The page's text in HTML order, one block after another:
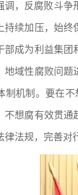
调，反腐败斗争
持续加压，始终
部成为利益集团
地域性腐败问题
制机制。要在
不想腐有效贯
律法规，完善对